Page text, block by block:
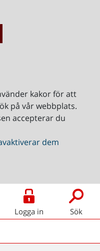
kakor för att
på vår webbplats.
accepterar du
dem
Logga in Sök